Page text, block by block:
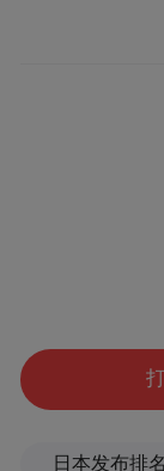
究储备更多
住房消费